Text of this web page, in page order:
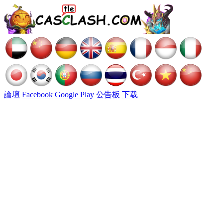
論壇 Facebook Google Play 公告板 下载